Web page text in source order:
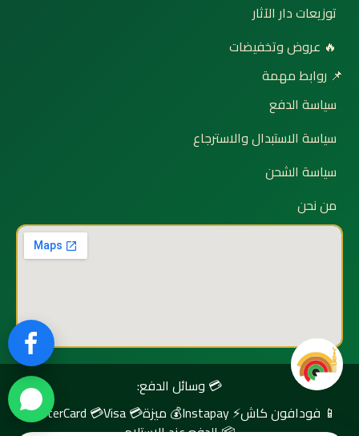
توزيعات دار الآثار
🔥 عروض وتخفيضات
📌 روابط مهمة
سياسة الدفع
سياسة الاستبدال والاسترجاع
سياسة الشحن
من نحن
💳 وسائل الدفع:
📱 فودافون كاش⚡ Instapay 💰 ميزة💳 Visa
💳 MasterCard